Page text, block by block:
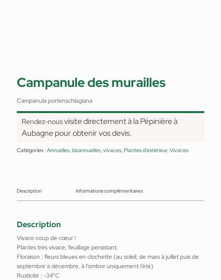
Campanule des murailles
Campanula portenschlagiana
Rendez-nousvisite directement à la Pépinière à
Aubagne pour obtenir vos devis.
Catégories : Annuelles, bisannuelles, vivaces, Plantes d'extérieur, Vivaces
Description Informations complémentaires
Description
Vivace coup de cœur !
Plantes très vivace, feuillage persistant.
Floraison : fleurs bleues en clochette (au soleil, de mars à juillet puis de
septembre à décembre, à l’ombre uniquement l’été)
Rusticité : -34°C